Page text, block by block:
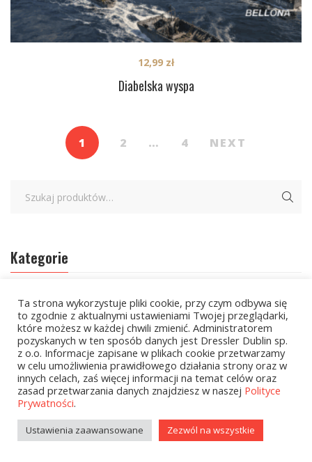
Diabelska wyspa
12,99 zł
1 2 … 4 NEXT
Kategorie
zobacz wszystkie
Kolekcje Biedronka
Kolekcje Biedronka - 16.02.2026
Wielcy Humaniści - 16.02.2026
Wielcy Humaniści – 02.03.2026
Kolekcje Biedronka - 16.03.2026
Ta strona wykorzystuje pliki cookie, przy czym odbywa się
to zgodnie z aktualnymi ustawieniami Twojej przeglądarki,
które możesz w każdej chwili zmienić. Administratorem
pozyskanych w ten sposób danych jest Dressler Dublin sp.
z o.o. Informacje zapisane w plikach cookie przetwarzamy
w celu umożliwienia prawidłowego działania strony oraz w
innych celach, zaś więcej informacji na temat celów oraz
zasad przetwarzania danych znajdziesz w naszej Polityce
Prywatności.
Ustawienia zaawansowane Zezwól na wszystkie